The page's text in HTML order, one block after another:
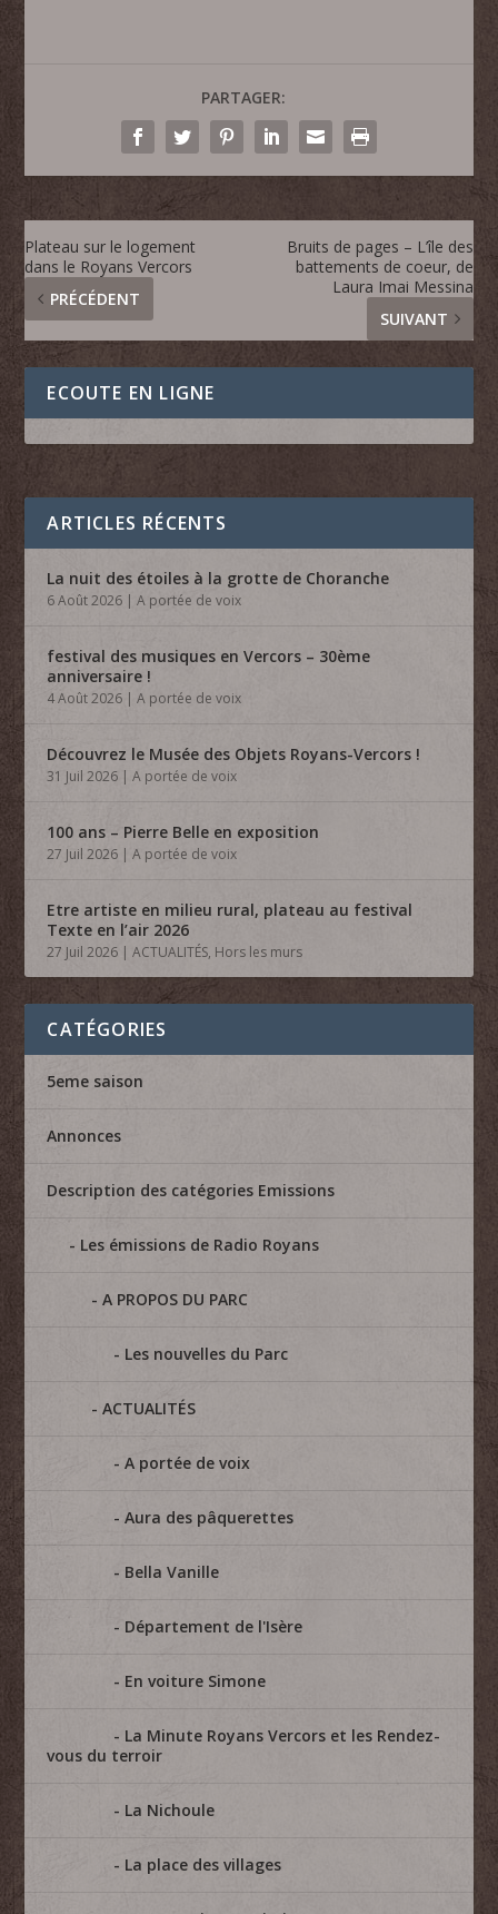
PARTAGER:
Plateau sur le logement
dans le Royans Vercors
PRÉCÉDENT
Bruits de pages – L’île des
battements de coeur, de
Laura Imai Messina
SUIVANT
ECOUTE EN LIGNE
ARTICLES RÉCENTS
La nuit des étoiles à la grotte de Choranche
6 Août 2026 |A portée de voix
festival des musiques en Vercors – 30ème
anniversaire !
4 Août 2026 |A portée de voix
Découvrez le Musée des Objets Royans-Vercors !
31 Juil 2026 |A portée de voix
100 ans – Pierre Belle en exposition
27 Juil 2026 |A portée de voix
Etre artiste en milieu rural, plateau au festival
Texte en l’air 2026
27 Juil 2026 |ACTUALITÉS, Hors les murs
CATÉGORIES
5eme saison
Annonces
Description des catégories Emissions
Les émissions de Radio Royans
A PROPOS DU PARC
Les nouvelles du Parc
ACTUALITÉS
A portée de voix
Aura des pâquerettes
Bella Vanille
Département de l'Isère
En voiture Simone
La Minute Royans Vercors et les Rendez-
vous du terroir
La Nichoule
La place des villages